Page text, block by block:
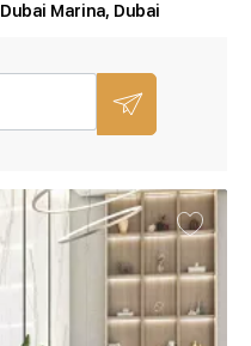
Dubai Marina, Dubai